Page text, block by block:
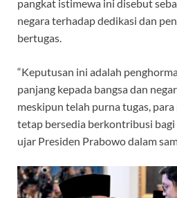
pangkat istimewa ini disebut
negara terhadap dedikasi dan
bertugas.
“Keputusan ini adalah
panjang kepada bangsa dan
meskipun telah purna tugas,
tetap bersedia berkontribusi bagi
ujar Presiden Prabowo dalam